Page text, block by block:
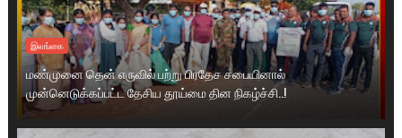
இலங்கை
மண்முனை தென் எருவில் பற்று பிரதேச சபையினால்
முன்னெடுக்கப்பட்ட தேசிய தூய்மை தின நிகழ்ச்சி..!